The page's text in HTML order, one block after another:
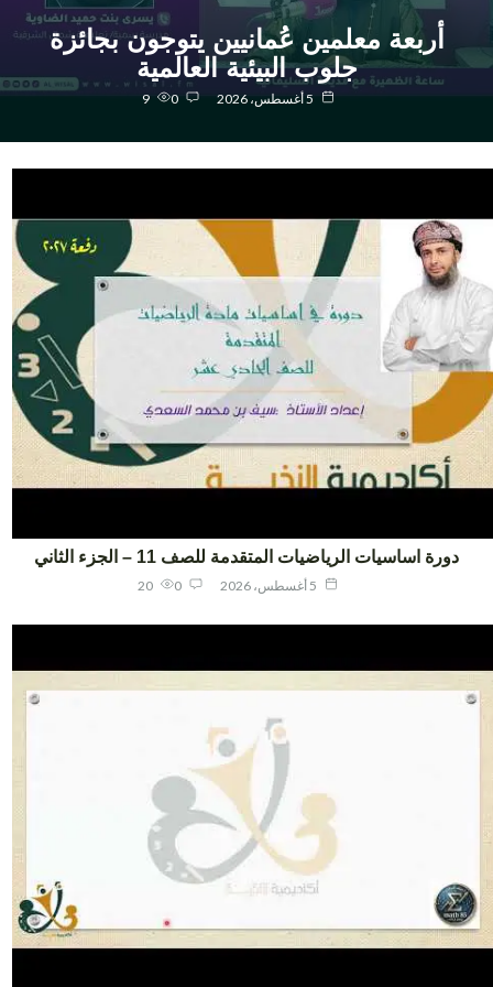
أربعة معلمين عُمانيين يتوجون بجائزة
جلوب البيئية العالمية
9
دورة اساسيات الرياضيات المتقدمة للصف 11 – الجزء الثاني
20